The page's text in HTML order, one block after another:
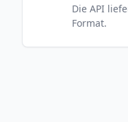
Die API
Format.